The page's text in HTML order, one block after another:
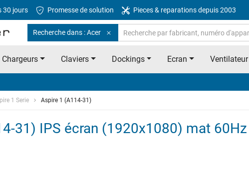
30 jours Promesse de solution Pieces & reparations depuis 2003
Recherche dans : Acer
Chargeurs Claviers Dockings Ecran Ventilateur
1 Serie Aspire 1 (A114-31)
31) IPS écran (1920x1080) mat 60Hz